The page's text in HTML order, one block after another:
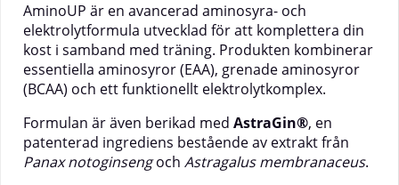
AminoUP är en avancerad aminosyra- och
elektrolytformula utvecklad för att komplettera din
kost i samband med träning. Produkten kombinerar
essentiella aminosyror (EAA), grenade aminosyror
(BCAA) och ett funktionellt elektrolytkomplex.
Formulan är även berikad med AstraGin®, en
patenterad ingrediens bestående av extrakt från
Panax notoginsengoch Astragalus membranaceus.